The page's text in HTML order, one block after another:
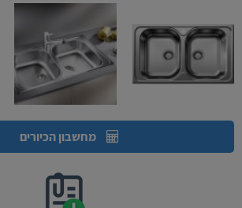
מחשבון הכיורים